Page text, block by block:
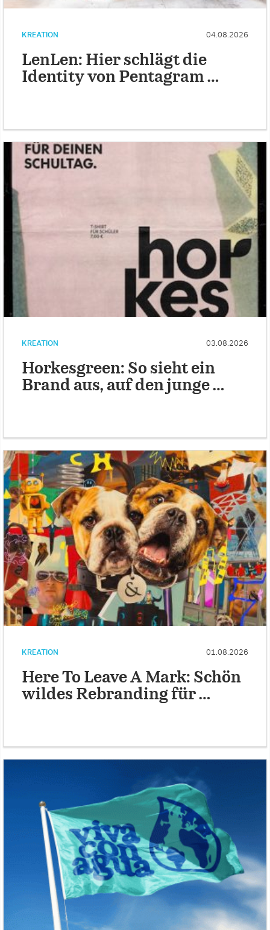
KREATION 04.08.2026
LenLen: Hier schlägt die
Identity von Pentagram …
KREATION 03.08.2026
Horkesgreen: So sieht ein
Brand aus, auf den junge …
KREATION 01.08.2026
Here To Leave A Mark: Schön
wildes Rebranding für …